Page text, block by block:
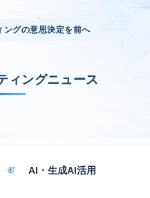
ングの意思決定を前へ
ィングニュース
AI・生成AI活用